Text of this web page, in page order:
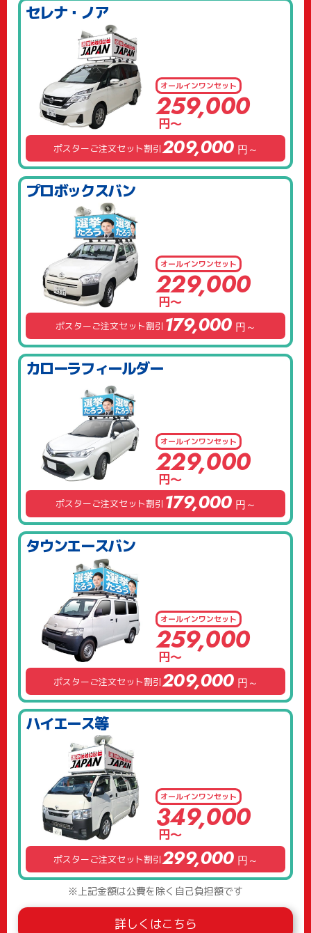
セレナ・ノア
オールインワンセット
259,000
円～
ポスターご注文セット割引209,000 円～
プロボックスバン
オールインワンセット
229,000
円～
ポスターご注文セット割引 179,000 円～
カローラフィールダー
オールインワンセット
229,000
円～
ポスターご注文セット割引 179,000 円～
タウンエースバン
オールインワンセット
259,000
円～
ポスターご注文セット割引209,000 円～
ハイエース等
オールインワンセット
349,000
円～
ポスターご注文セット割引299,000 円～
※上記金額は公費を除く自己負担額です
詳しくはこちら